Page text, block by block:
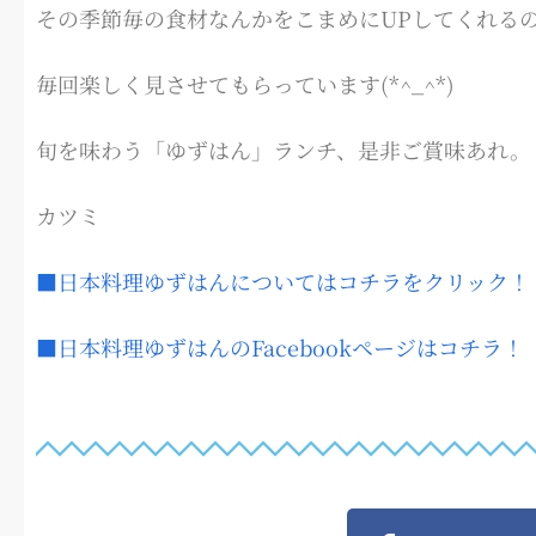
その季節毎の食材なんかをこまめにUPしてくれる
毎回楽しく見させてもらっています(*^_^*)
旬を味わう「ゆずはん」ランチ、是非ご賞味あれ。
カツミ
■日本料理ゆずはんについてはコチラをクリック！
■日本料理ゆずはんのFacebookページはコチラ！